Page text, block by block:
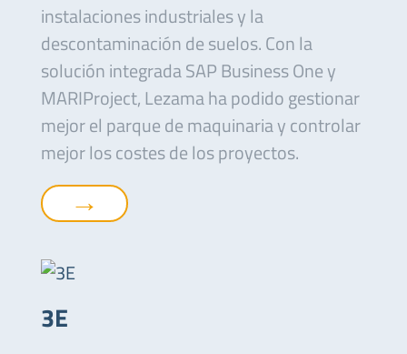
instalaciones industriales y la
descontaminación de suelos. Con la
solución integrada SAP Business One y
MARIProject, Lezama ha podido gestionar
mejor el parque de maquinaria y controlar
mejor los costes de los proyectos.
→
3E